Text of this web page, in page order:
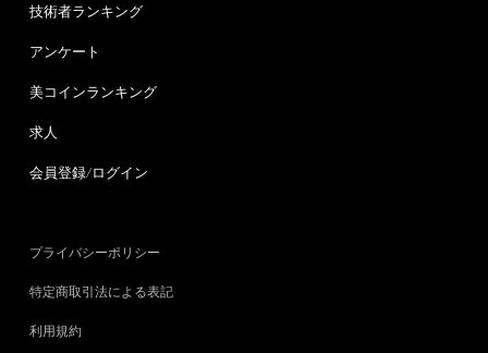
技術者ランキング
アンケート
美コインランキング
求人
会員登録/ログイン
プライバシーポリシー
特定商取引法による表記
利用規約